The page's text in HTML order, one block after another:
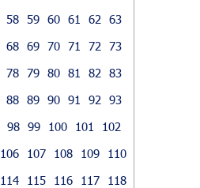
58 59 60 61 62
63
68 69 70 71 72
73
78 79 80 81 82
83
88 89 90 91 92
93
98 99 100 101
102
106 107 108 109
110
114 115 116 117
118